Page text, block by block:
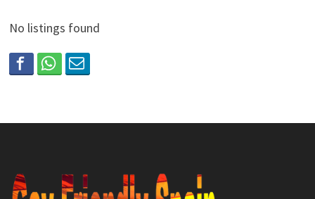
No listings found